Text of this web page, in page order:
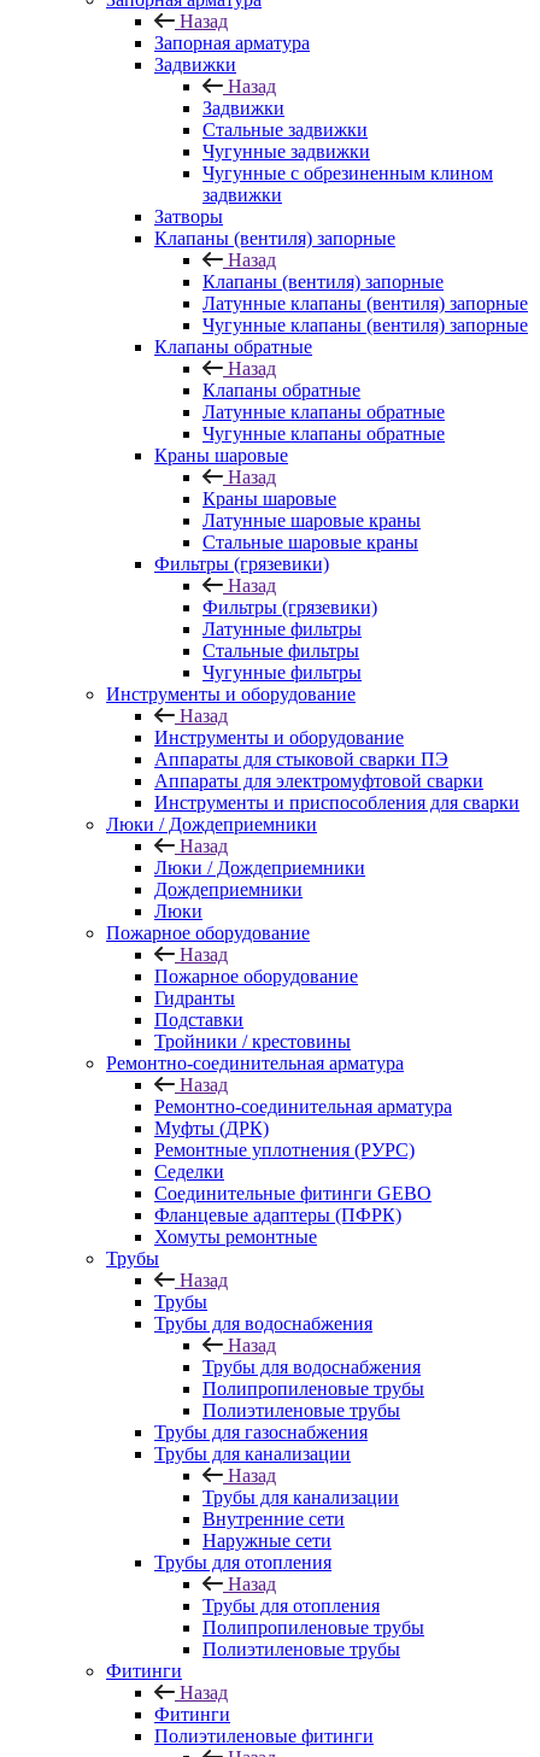
Назад
Запорная арматура
Задвижки
Назад
Задвижки
Стальные задвижки
Чугунные задвижки
Чугунные с обрезиненным клином
задвижки
Затворы
Клапаны (вентиля) запорные
Назад
Клапаны (вентиля) запорные
Латунные клапаны (вентиля) запорные
Чугунные клапаны (вентиля) запорные
Клапаны обратные
Назад
Клапаны обратные
Латунные клапаны обратные
Чугунные клапаны обратные
Краны шаровые
Назад
Краны шаровые
Латунные шаровые краны
Стальные шаровые краны
Фильтры (грязевики)
Назад
Фильтры (грязевики)
Латунные фильтры
Стальные фильтры
Чугунные фильтры
Инструменты и оборудование
Назад
Инструменты и оборудование
Аппараты для стыковой сварки ПЭ
Аппараты для электромуфтовой сварки
Инструменты и приспособления для сварки
Люки / Дождеприемники
Назад
Люки / Дождеприемники
Дождеприемники
Люки
Пожарное оборудование
Назад
Пожарное оборудование
Гидранты
Подставки
Тройники / крестовины
Ремонтно-соединительная арматура
Назад
Ремонтно-соединительная арматура
Муфты (ДРК)
Ремонтные уплотнения (РУРС)
Седелки
Соединительные фитинги GEBO
Фланцевые адаптеры (ПФРК)
Хомуты ремонтные
Трубы
Назад
Трубы
Трубы для водоснабжения
Назад
Трубы для водоснабжения
Полипропиленовые трубы
Полиэтиленовые трубы
Трубы для газоснабжения
Трубы для канализации
Назад
Трубы для канализации
Внутренние сети
Наружные сети
Трубы для отопления
Назад
Трубы для отопления
Полипропиленовые трубы
Полиэтиленовые трубы
Фитинги
Назад
Фитинги
Полиэтиленовые фитинги